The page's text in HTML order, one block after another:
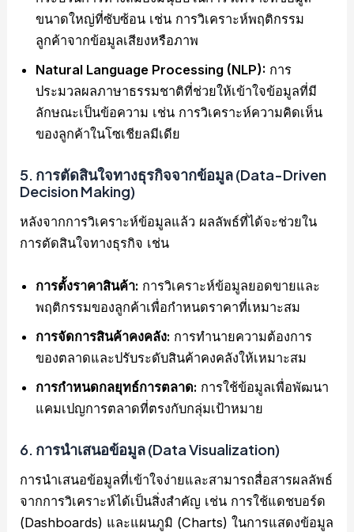
ขนาดใหญ่ที่ซับซ้อน เช่น การวิเคราะห์พฤติกรรม
ลูกค้าจากข้อมูลเสียงหรือภาพ
Natural Language Processing (NLP): การ
ประมวลผลภาษาธรรมชาติที่ช่วยให้เข้าใจข้อมูลที่มี
ลักษณะเป็นข้อความ เช่น การวิเคราะห์ความคิดเห็น
ของลูกค้าในโซเชียลมีเดีย
5. การตัดสินใจทางธุรกิจจากข้อมูล (Data-Driven
Decision Making)
หลังจากการวิเคราะห์ข้อมูลแล้ว ผลลัพธ์ที่ได้จะช่วยใน
การตัดสินใจทางธุรกิจ เช่น
การตั้งราคาสินค้า: การวิเคราะห์ข้อมูลยอดขายและ
พฤติกรรมของลูกค้าเพื่อกำหนดราคาที่เหมาะสม
การจัดการสินค้าคงคลัง: การทำนายความต้องการ
ของตลาดและปรับระดับสินค้าคงคลังให้เหมาะสม
การกำหนดกลยุทธ์การตลาด: การใช้ข้อมูลเพื่อพัฒนา
แคมเปญการตลาดที่ตรงกับกลุ่มเป้าหมาย
6. การนำเสนอข้อมูล (Data Visualization)
การนำเสนอข้อมูลที่เข้าใจง่ายและสามารถสื่อสารผลลัพธ์
จากการวิเคราะห์ได้เป็นสิ่งสำคัญ เช่น การใช้แดชบอร์ด
(Dashboards) และแผนภูมิ (Charts) ในการแสดงข้อมูล